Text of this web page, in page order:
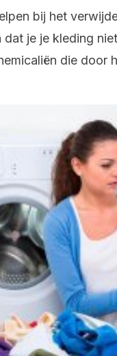
bij het
je je kleding
die door